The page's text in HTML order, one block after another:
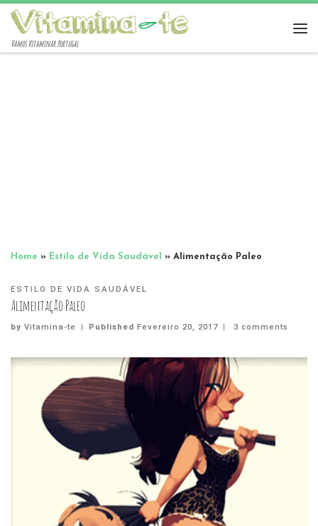
Vamos Vitaminar Portugal
Home » Estilo de Vida Saudável » Alimentação Paleo
ESTILO DE VIDA SAUDÁVEL
Alimentação Paleo
by Vitamina-te | PublishedFevereiro 20, 2017 | 3 comments